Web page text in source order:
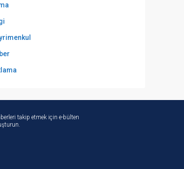
takip etmek için e-bülten